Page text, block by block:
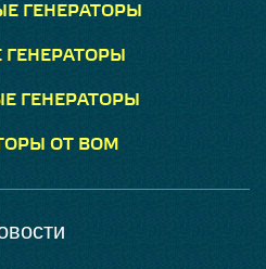
ГЕНЕРАТОРЫ
ГЕНЕРАТОРЫ
ГЕНЕРАТОРЫ
ОТ ВОМ